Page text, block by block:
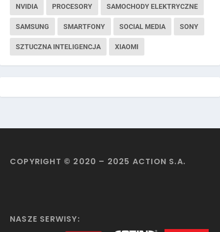
NVIDIA PROCESORY SAMOCHODY ELEKTRYCZNE
SAMSUNG SMARTFONY SOCIAL MEDIA SONY
SZTUCZNA INTELIGENCJA XIAOMI
COPYRIGHT © 2020 – 2025 ACTION S.A.
NASZE SERWISY: